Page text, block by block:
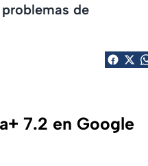
de
7.2 en Google